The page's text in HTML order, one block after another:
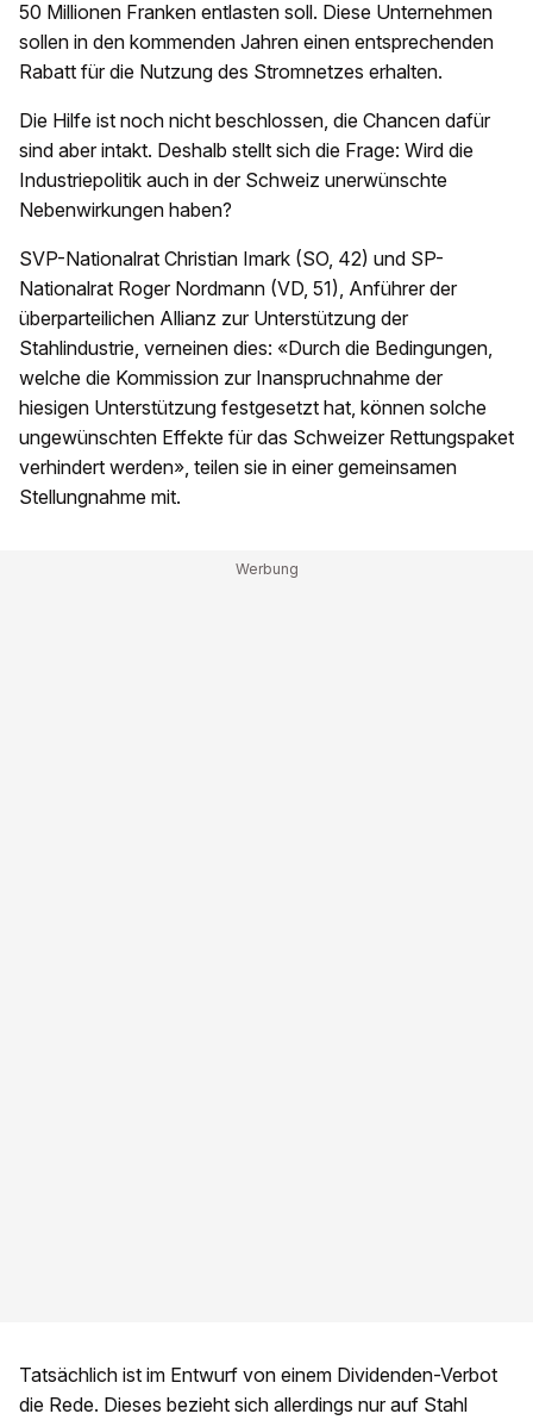
50 Millionen Franken entlasten soll. Diese Unternehmen
sollen in den kommenden Jahren einen entsprechenden
Rabatt für die Nutzung des Stromnetzes erhalten.
Die Hilfe ist noch nicht beschlossen, die Chancen dafür
sind aber intakt. Deshalb stellt sich die Frage: Wird die
Industriepolitik auch in der Schweiz unerwünschte
Nebenwirkungen haben?
SVP-Nationalrat Christian Imark (SO, 42) und SP-
Nationalrat Roger Nordmann (VD, 51), Anführer der
überparteilichen Allianz zur Unterstützung der
Stahlindustrie, verneinen dies: «Durch die Bedingungen,
welche die Kommission zur Inanspruchnahme der
hiesigen Unterstützung festgesetzt hat, können solche
ungewünschten Effekte für das Schweizer Rettungspaket
verhindert werden», teilen sie in einer gemeinsamen
Stellungnahme mit.
Tatsächlich ist im Entwurf von einem Dividenden-Verbot
die Rede. Dieses bezieht sich allerdings nur auf Stahl